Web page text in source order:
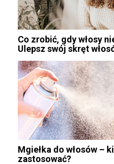
Co zrobić, gdy włosy
Ulepsz swój skręt
Mgiełka do włosów –
zastosować?